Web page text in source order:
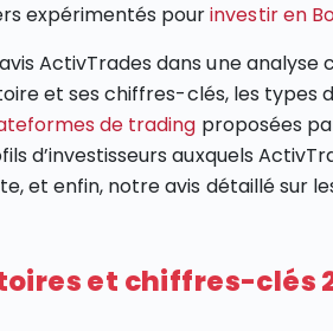
expérimentés pourinvestir en
ActivTrades dans une analyse
et ses chiffres-clés, les types
de trading proposées
d’investisseurs auxquels
et enfin, notre avis détaillé sur
et chiffres-clés